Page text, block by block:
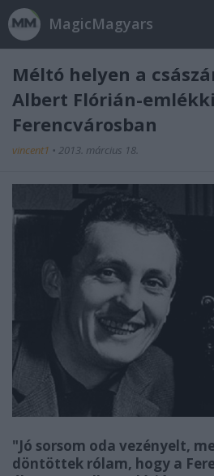
MagicMagyars
Méltó helyen a
Albert Flórián-
Ferencvárosban
vincent1 • 2013. március 18.
"Jó sorsom oda vezényelt,
döntöttek rólam, hogy a